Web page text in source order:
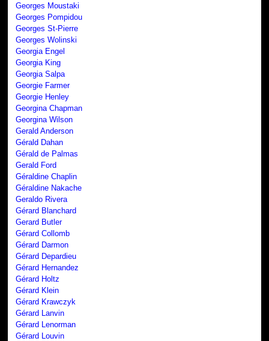
Georges Moustaki
Georges Pompidou
Georges St-Pierre
Georges Wolinski
Georgia Engel
Georgia King
Georgia Salpa
Georgie Farmer
Georgie Henley
Georgina Chapman
Georgina Wilson
Gerald Anderson
Gérald Dahan
Gérald de Palmas
Gerald Ford
Géraldine Chaplin
Géraldine Nakache
Geraldo Rivera
Gérard Blanchard
Gerard Butler
Gérard Collomb
Gérard Darmon
Gérard Depardieu
Gérard Hernandez
Gérard Holtz
Gérard Klein
Gérard Krawczyk
Gérard Lanvin
Gérard Lenorman
Gérard Louvin